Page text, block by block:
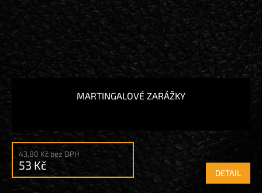
MARTINGALOVÉ ZARÁŽKY
43,80 Kč bez DPH
53 Kč
DETAIL